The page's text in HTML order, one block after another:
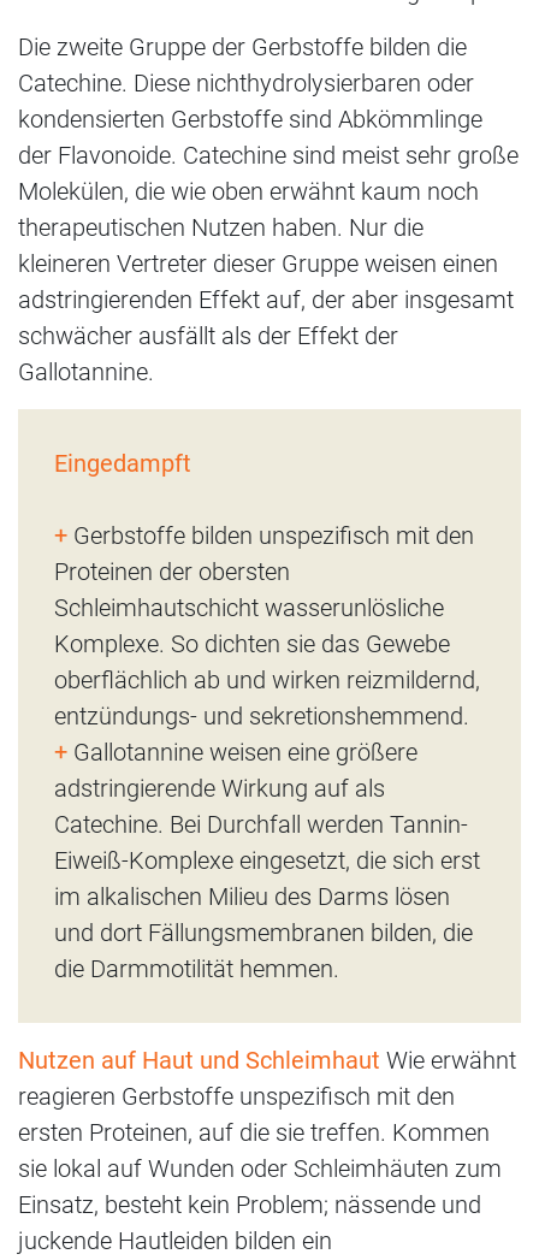
Die zweite Gruppe der Gerbstoffe bilden die
Catechine. Diese nichthydrolysierbaren oder
kondensierten Gerbstoffe sind Abkömmlinge
der Flavonoide. Catechine sind meist sehr große
Molekülen, die wie oben erwähnt kaum noch
therapeutischen Nutzen haben. Nur die
kleineren Vertreter dieser Gruppe weisen einen
adstringierenden Effekt auf, der aber insgesamt
schwächer ausfällt als der Effekt der
Gallotannine.
Eingedampft
+ Gerbstoffe bilden unspezifisch mit den
Proteinen der obersten
Schleimhautschicht wasserunlösliche
Komplexe. So dichten sie das Gewebe
oberflächlich ab und wirken reizmildernd,
entzündungs- und sekretionshemmend.
+ Gallotannine weisen eine größere
adstringierende Wirkung auf als
Catechine. Bei Durchfall werden Tannin-
Eiweiß-Komplexe eingesetzt, die sich erst
im alkalischen Milieu des Darms lösen
und dort Fällungsmembranen bilden, die
die Darmmotilität hemmen.
Nutzen auf Haut und Schleimhaut Wie erwähnt
reagieren Gerbstoffe unspezifisch mit den
ersten Proteinen, auf die sie treffen. Kommen
sie lokal auf Wunden oder Schleimhäuten zum
Einsatz, besteht kein Problem; nässende und
juckende Hautleiden bilden ein